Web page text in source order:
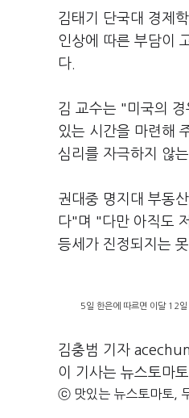
김태기 단국대 경제
인상에 따른 부담이
다.
김 교수는 "미국의
있는 시간을 마련해
심리를 자극하지 않
권대중 명지대 부동
다"며 "다만 아직도
등세가 진정되지는
5일 한은에 따르면 이달 12
김충범 기자
이 기사는 뉴스토마
ⓒ 맛있는 뉴스토마토,